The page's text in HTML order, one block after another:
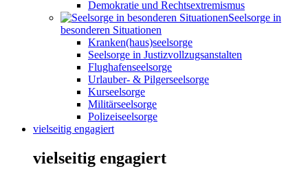
Demokratie und Rechtsextremismus
Seelsorge in
besonderen Situationen
Kranken(haus)seelsorge
Seelsorge in Justizvollzugsanstalten
Flughafenseelsorge
Urlauber- & Pilgerseelsorge
Kurseelsorge
Militärseelsorge
Polizeiseelsorge
vielseitig engagiert
vielseitig engagiert